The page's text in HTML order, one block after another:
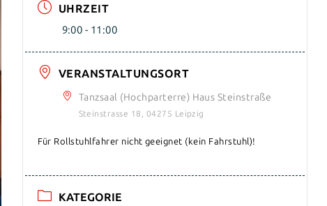
UHRZEIT
9:00 - 11:00
VERANSTALTUNGSORT
Tanzsaal (Hochparterre) Haus Steinstraße
Steinstrasse 18, 04275 Leipzig
Für Rollstuhlfahrer nicht geeignet (kein Fahrstuhl)!
KATEGORIE